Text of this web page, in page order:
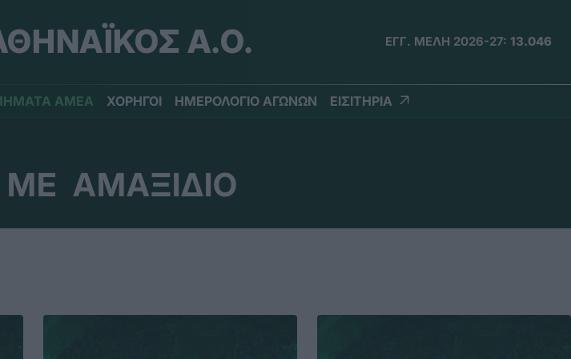
Α.Ο. ΕΓΓ. ΜΕΛΗ 2026-27: 13.046
ΑΜΕΑ ΧΟΡΗΓΟΙ ΗΜΕΡΟΛΟΓΙΟ ΑΓΩΝΩΝ ΕΙΣΙΤΗΡΙΑ
ΑΜΑΞΙΔΙΟ